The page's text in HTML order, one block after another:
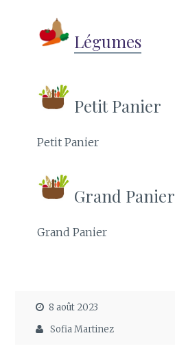
Légumes
Petit Panier
Petit Panier
Grand Panier
Grand Panier
8 août 2023
Sofia Martinez